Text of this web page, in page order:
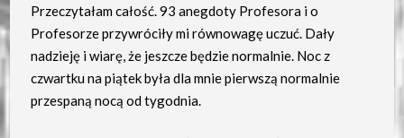
Przeczytałam całość. 93 anegdoty Profesora i o
Profesorze przywróciły mi równowagę uczuć. Dały
nadzieję i wiarę, że jeszcze będzie normalnie. Noc z
czwartku na piątek była dla mnie pierwszą normalnie
przespaną nocą od tygodnia.